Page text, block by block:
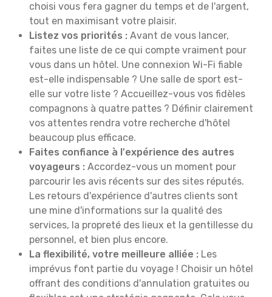
choisi vous fera gagner du temps et de l'argent,
tout en maximisant votre plaisir.
Listez vos priorités : Avant de vous lancer,
faites une liste de ce qui compte vraiment pour
vous dans un hôtel. Une connexion Wi-Fi fiable
est-elle indispensable ? Une salle de sport est-
elle sur votre liste ? Accueillez-vous vos fidèles
compagnons à quatre pattes ? Définir clairement
vos attentes rendra votre recherche d'hôtel
beaucoup plus efficace.
Faites confiance à l'expérience des autres
voyageurs : Accordez-vous un moment pour
parcourir les avis récents sur des sites réputés.
Les retours d'expérience d'autres clients sont
une mine d'informations sur la qualité des
services, la propreté des lieux et la gentillesse du
personnel, et bien plus encore.
La flexibilité, votre meilleure alliée : Les
imprévus font partie du voyage ! Choisir un hôtel
offrant des conditions d'annulation gratuites ou